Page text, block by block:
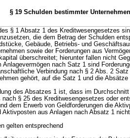
§ 19 Schulden bestimmter Unternehmen
§ 1 Absatz 1 des Kreditwesengesetzes
die dem Betrag der Schulden
Gebäude, Betriebs- und
sowie der Forderungen aus
überschreitet; hierunter fallen nicht
Anlagevermögen nach Satz 1 sind
Verbindung nach § 2 Abs. 2
gehört, auf die Satz 1 und die
des Absatzes 1 ist, dass im
§ 25 des Kreditwesengesetzes oder
dem Erwerb von Geldforderungen die
Aktivposten aus Anlagen nach Absatz 1
gelten entsprechend